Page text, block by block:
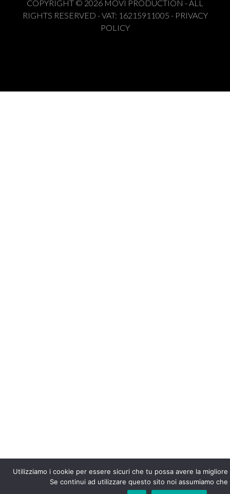
COPYRIGHT © 2026 MOVI PRODUCTION - ALL
RIGHTS RESERVED - VAT: 16215911005 - PRIVACY
POLICY
Utilizziamo i cookie per essere sicuri che tu possa avere la
Se continui ad utilizzare questo sito noi assumiamo